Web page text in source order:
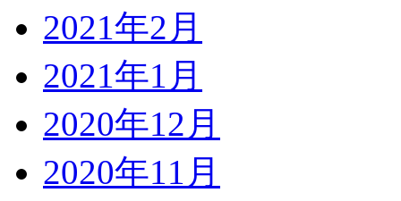
2021年2月
2021年1月
2020年12月
2020年11月